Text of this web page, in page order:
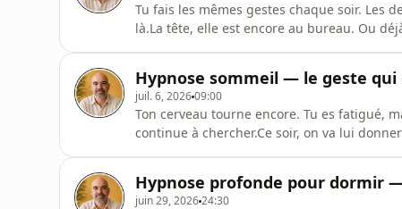
Tu fais les mêmes gestes chaque soir. Les
là.La tête, elle est encore au bureau. Ou
Hypnose sommeil — le geste
juil. 6, 202609:00
Ton cerveau tourne encore. Tu es fatigué,
continue à chercher.Ce soir, on va lui
si
Hypnose profonde pour dormir
juin 29, 202624:30